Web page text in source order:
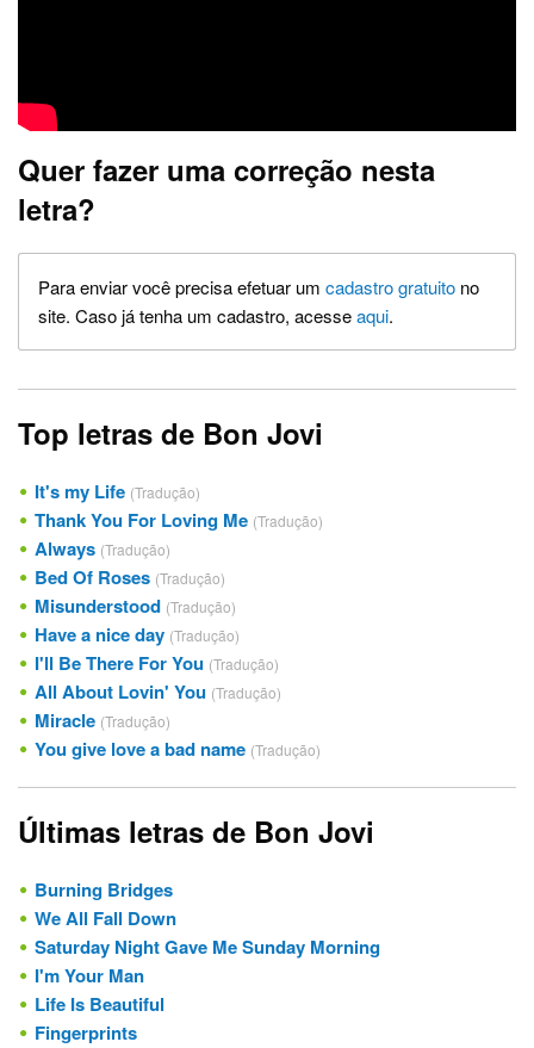
Quer fazer uma correção nesta
letra?
Para enviar você precisa efetuar um cadastro gratuito no
site. Caso já tenha um cadastro, acesseaqui.
Top letras de Bon Jovi
It's my Life (Tradução)
Thank You For Loving Me (Tradução)
Always (Tradução)
Bed Of Roses (Tradução)
Misunderstood (Tradução)
Have a nice day (Tradução)
I'll Be There For You (Tradução)
All About Lovin' You (Tradução)
Miracle (Tradução)
You give love a bad name (Tradução)
Últimas letras de Bon Jovi
Burning Bridges
We All Fall Down
Saturday Night Gave Me Sunday Morning
I'm Your Man
Life Is Beautiful
Fingerprints